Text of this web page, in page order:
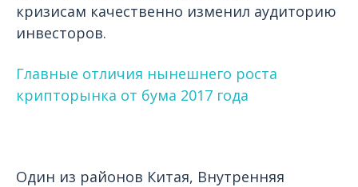
кризисам качественно изменил аудиторию
инвесторов.
Главные отличия нынешнего роста
крипторынка от бума 2017 года
Один из районов Китая, Внутренняя